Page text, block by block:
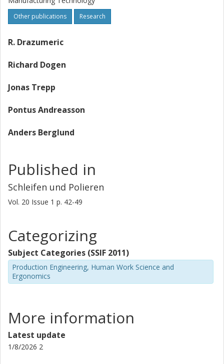
Other publications Research
R. Drazumeric
Richard Dogen
Jonas Trepp
Pontus Andreasson
Anders Berglund
Published in
Schleifen und Polieren
Vol. 20 Issue 1 p. 42-49
Categorizing
Subject Categories (SSIF 2011)
Production Engineering, Human Work Science and
Ergonomics
More information
Latest update
1/8/2026 2